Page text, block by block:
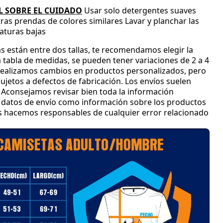
EL CUIDADO Usar solo detergentes suaves
prendas de colores similares Lavar y planchar las
bajas
están entre dos tallas, te recomendamos elegir la
tabla de medidas, se pueden tener variaciones de 2 a 4
cambios en productos personalizados, pero
a defectos de fabricación. Los envíos suelen
Aconsejamos revisar bien toda la información
de envío como información sobre los productos
hacemos responsables de cualquier error relacionado